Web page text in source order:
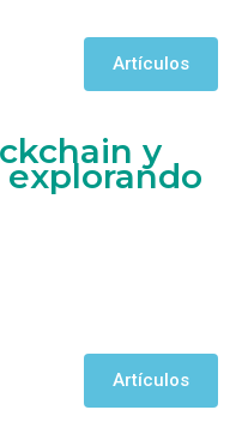
Artículos
y
Artículos